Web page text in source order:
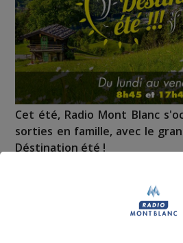
Cet été, Radio Mont Blanc
sorties en famille, avec le
Déstination été !